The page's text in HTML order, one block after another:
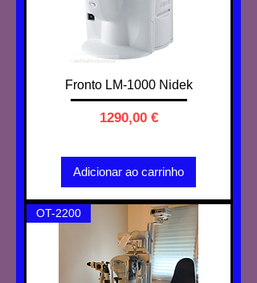
Fronto LM-1000 Nidek
Preço
1290,00 €
Adicionar ao carrinho
OT-2200